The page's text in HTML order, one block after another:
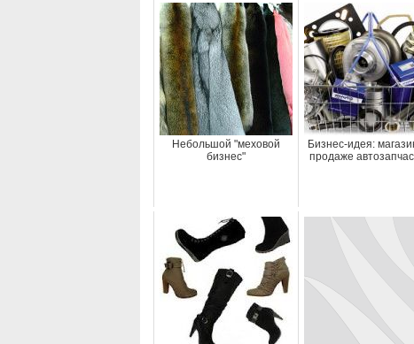
Небольшой "меховой
бизнес"
Бизнес-идея:
продаже